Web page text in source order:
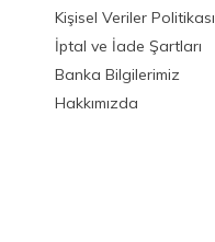
Kişisel Veriler Politikası
İptal ve İade Şartları
Banka Bilgilerimiz
Hakkımızda